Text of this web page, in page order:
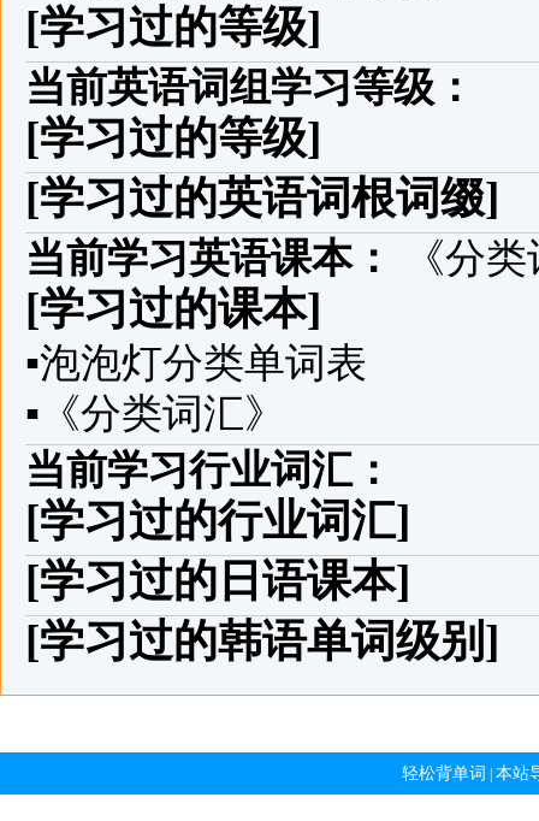
[学习过的等级]
当前英语词组学习等级：
[学习过的等级]
[学习过的英语词根词缀]
当前学习英语课本： 《分
[学习过的课本]
▪泡泡灯分类单词表
▪ 《分类词汇》
当前学习行业词汇：
[学习过的行业词汇]
[学习过的日语课本]
[学习过的韩语单词级别]
轻松背单词 本站